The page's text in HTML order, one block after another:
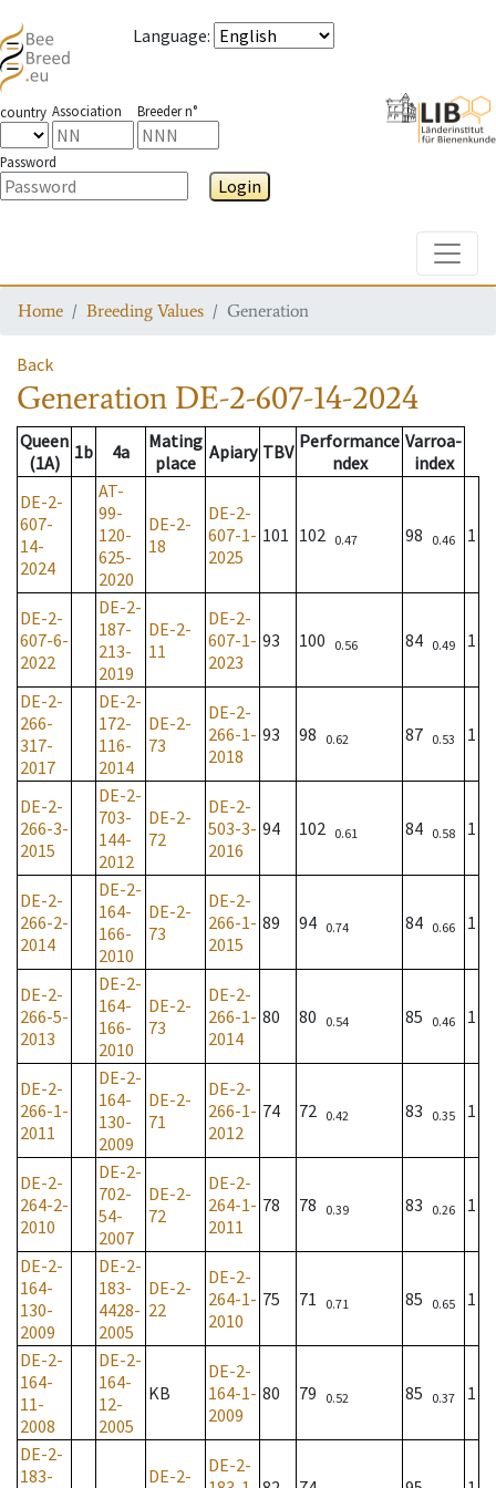
Language:
country Association Breeder n°
Password
Login
Home Breeding Values Generation
Back
Generation DE-2-607-14-2024
Queen
(1A)
1b 4a
Mating
place Apiary TBV Performance
ndex
Varroa-
index
DE-2-
607-
14-
2024
AT-
99-
120-
625-
2020
DE-2-
18
DE-2-
607-1-
2025
101 102 0.47 98 0.46 1
DE-2-
607-6-
2022
DE-2-
187-
213-
2019
DE-2-
11
DE-2-
607-1-
2023
93 100 0.56 84 0.49 1
DE-2-
266-
317-
2017
DE-2-
172-
116-
2014
DE-2-
73
DE-2-
266-1-
2018
93 98 0.62 87 0.53 1
DE-2-
266-3-
2015
DE-2-
703-
144-
2012
DE-2-
72
DE-2-
503-3-
2016
94 102 0.61 84 0.58 1
DE-2-
266-2-
2014
DE-2-
164-
166-
2010
DE-2-
73
DE-2-
266-1-
2015
89 94 0.74 84 0.66 1
DE-2-
266-5-
2013
DE-2-
164-
166-
2010
DE-2-
73
DE-2-
266-1-
2014
80 80 0.54 85 0.46 1
DE-2-
266-1-
2011
DE-2-
164-
130-
2009
DE-2-
71
DE-2-
266-1-
2012
74 72 0.42 83 0.35 1
DE-2-
264-2-
2010
DE-2-
702-
54-
2007
DE-2-
72
DE-2-
264-1-
2011
78 78 0.39 83 0.26 1
DE-2-
164-
130-
2009
DE-2-
183-
4428-
2005
DE-2-
22
DE-2-
264-1-
2010
75 71 0.71 85 0.65 1
DE-2-
164-
11-
2008
DE-2-
164-
12-
2005
KB
DE-2-
164-1-
2009
80 79 0.52 85 0.37 1
DE-2-
183-
DE-2-
DE-2-